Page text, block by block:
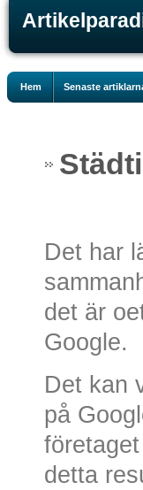
Hem Senaste
Det har
det är
Google.
Det kan
på
detta